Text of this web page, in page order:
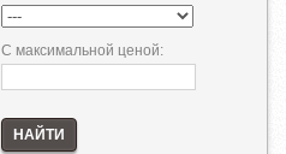
С максимальной ценой:
НАЙТИ